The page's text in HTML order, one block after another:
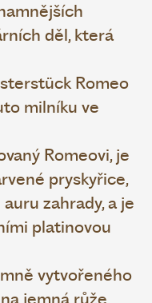
děl, která
Romeo
milníku ve
Romeovi, je
pryskyřice,
zahrady, a je
platinovou
vytvořeného
jemná růže.